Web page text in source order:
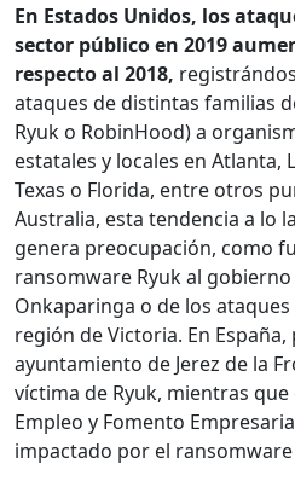
En Estados Unidos, los
sector público en 2019
respecto al 2018,
ataques de distintas familias
Ryuk o RobinHood) a
estatales y locales en Atlanta,
Texas o Florida, entre otros
Australia, esta tendencia a lo
genera preocupación, como
ransomware Ryuk al
Onkaparinga o de los
región de Victoria. En
ayuntamiento de Jerez de la
víctima de Ryuk, mientras
Empleo y Fomento
impactado por el